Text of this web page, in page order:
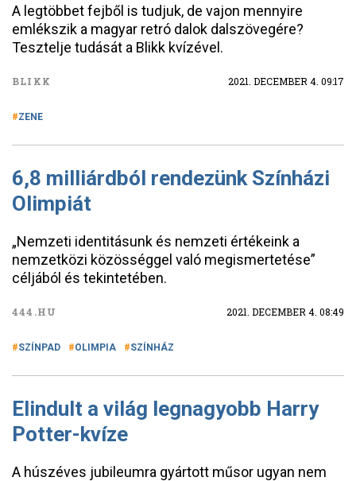
A legtöbbet fejből is tudjuk, de vajon mennyire
emlékszik a magyar retró dalok dalszövegére?
Tesztelje tudását a Blikk kvízével.
BLIKK 2021. DECEMBER 4. 09:17
ZENE
6,8 milliárdból rendezünk Színházi
Olimpiát
„Nemzeti identitásunk és nemzeti értékeink a
nemzetközi közösséggel való megismertetése”
céljából és tekintetében.
444.HU 2021. DECEMBER 4. 08:49
SZÍNPAD OLIMPIA SZÍNHÁZ
Elindult a világ legnagyobb Harry
Potter-kvíze
A húszéves jubileumra gyártott műsor ugyan nem